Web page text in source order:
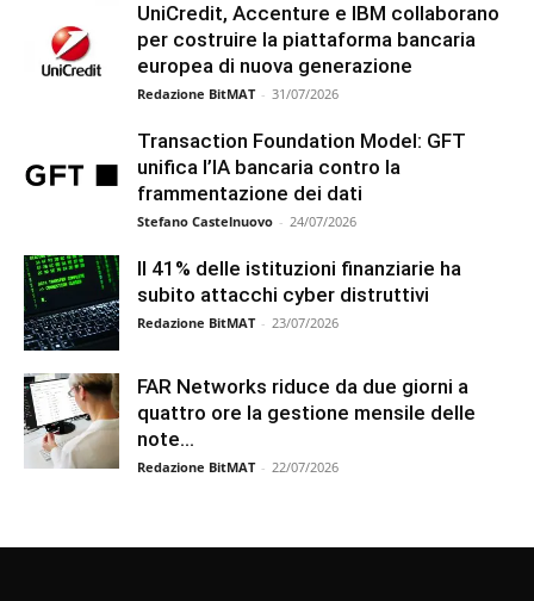
UniCredit, Accenture e IBM collaborano
per costruire la piattaforma bancaria
europea di nuova generazione
Redazione BitMAT - 31/07/2026
Transaction Foundation Model: GFT
unifica l’IA bancaria contro la
frammentazione dei dati
Stefano Castelnuovo - 24/07/2026
Il 41% delle istituzioni finanziarie ha
subito attacchi cyber distruttivi
Redazione BitMAT - 23/07/2026
FAR Networks riduce da due giorni a
quattro ore la gestione mensile delle
note...
Redazione BitMAT - 22/07/2026